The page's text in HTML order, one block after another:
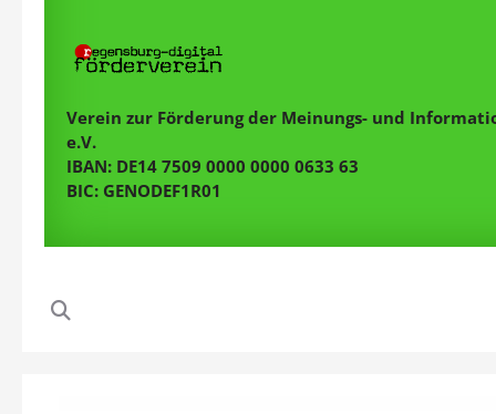
Verein zur Förderung der Meinungs- und
e.V.
IBAN: DE14 7509 0000 0000 0633 63
BIC: GENODEF1R01